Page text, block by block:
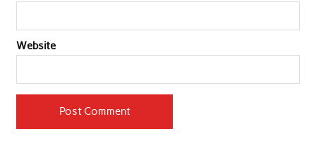
Website